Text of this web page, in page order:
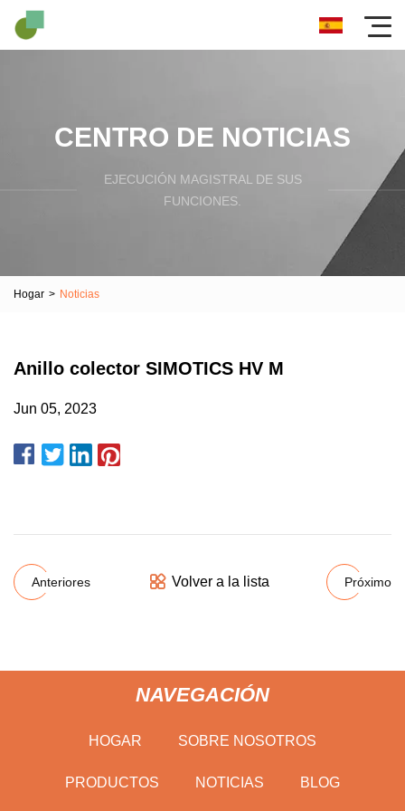
CENTRO DE NOTICIAS
EJECUCIÓN MAGISTRAL DE SUS
FUNCIONES.
Hogar > Noticias
Anillo colector SIMOTICS HV M
Jun 05, 2023
Anteriores Volver a la lista Próximo
NAVEGACIÓN
HOGAR SOBRE NOSOTROS
PRODUCTOS NOTICIAS BLOG